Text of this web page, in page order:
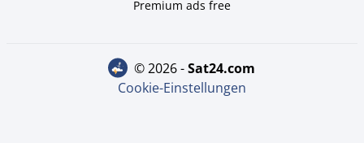
Premium ads free
© 2026 - sat24.com
Cookie-Einstellungen